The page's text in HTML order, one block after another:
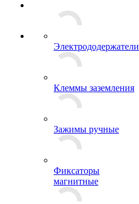
Электрододержатели
Клеммы заземления
Зажимы ручные
Фиксаторы
магнитные